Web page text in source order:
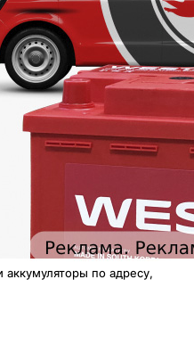
по адресу,